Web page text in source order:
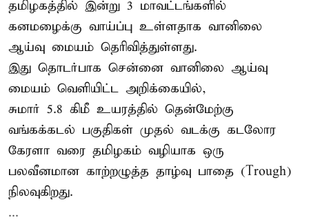
தமிழகத்தில் இன்று 3 மாவட்டங்களில்
கனமழைக்கு வாய்ப்பு உள்ளதாக வானிலை
ஆய்வு மையம் தெரிவித்துள்ளது.
இது தொடர்பாக சென்னை வானிலை ஆய்வு
மையம் வெளியிட்ட அறிக்கையில்,
சுமார் 5.8 கிமீ உயரத்தில் தென்மேற்கு
வங்கக்கடல் பகுதிகள் முதல் வடக்கு கடலோர
கேரளா வரை தமிழகம் வழியாக ஒரு
பலவீனமான காற்றழுத்த தாழ்வு பாதை (Trough)
நிலவுகிறது.
...